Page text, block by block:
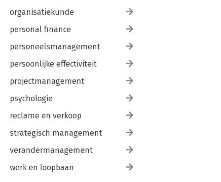
organisatiekunde
personal finance
personeelsmanagement
persoonlijke effectiviteit
projectmanagement
psychologie
reclame en verkoop
strategisch management
verandermanagement
werk en loopbaan